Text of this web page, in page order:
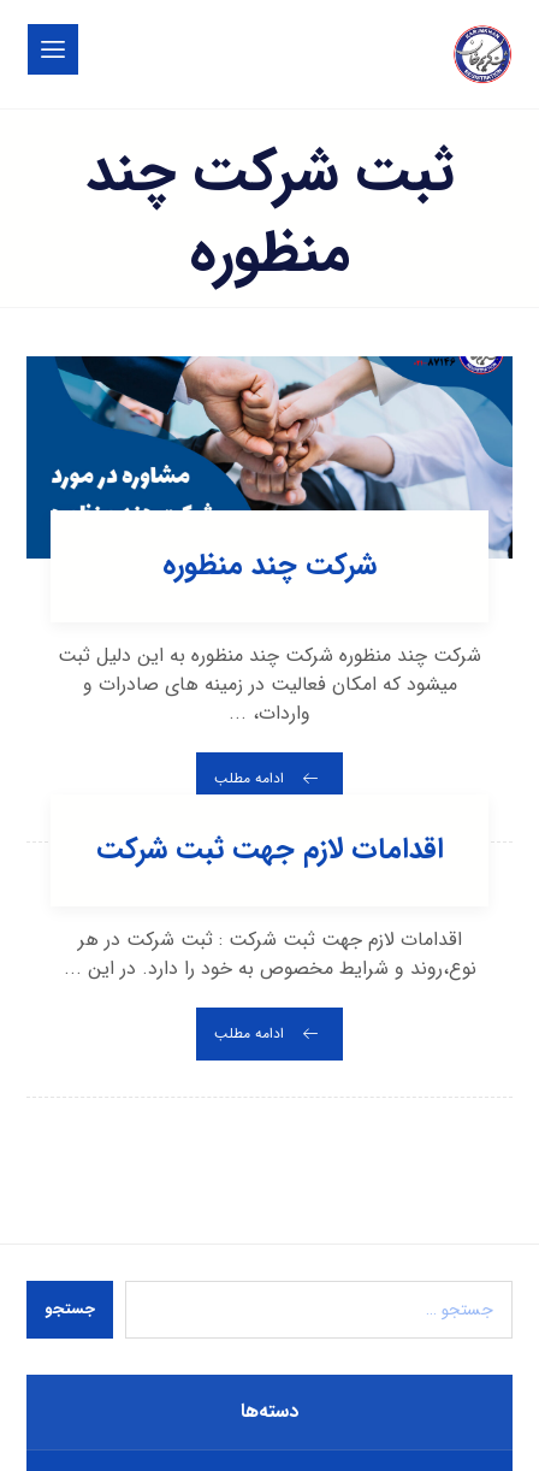
ثبت شرکت چند
منظوره
شرکت چند منظوره
شرکت چند منظوره شرکت چند منظوره به این دلیل ثبت
میشود که امکان فعالیت در زمینه های صادرات و
واردات، ...
ادامه مطلب
اقدامات لازم جهت ثبت شرکت
اقدامات لازم جهت ثبت شرکت : ثبت شرکت در هر
نوع،روند و شرایط مخصوص به خود را دارد. در این ...
ادامه مطلب
جستجو
دسته‌ها